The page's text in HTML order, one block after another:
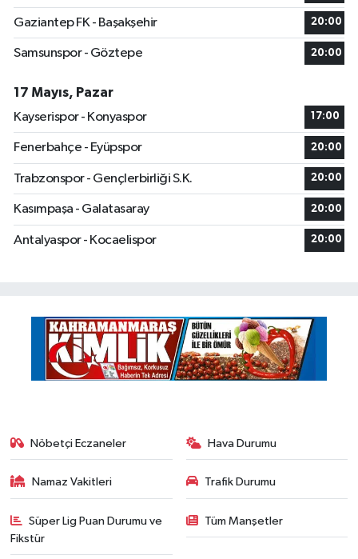
Gaziantep FK - Başakşehir 20:00
Samsunspor - Göztepe 20:00
17 Mayıs, Pazar
Kayserispor - Konyaspor
17:00
Fenerbahçe - Eyüpspor 20:00
Trabzonspor - Gençlerbirliği S.K. 20:00
Kasımpaşa - Galatasaray 20:00
Antalyaspor - Kocaelispor 20:00
Nöbetçi Eczaneler Hava Durumu
Namaz Vakitleri Trafik Durumu
Süper Lig Puan Durumu ve
Fikstür
Tüm Manşetler